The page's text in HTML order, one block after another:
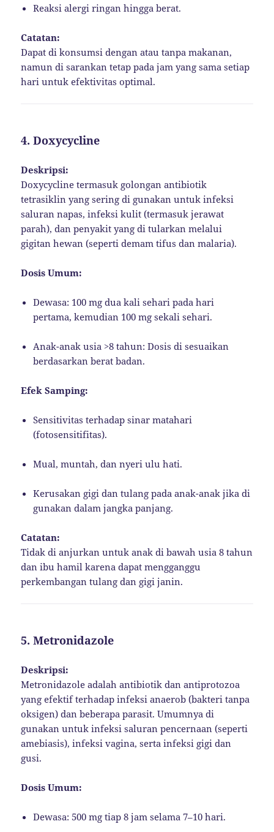
Reaksi alergi ringan hingga berat.
Catatan:
Dapat di konsumsi dengan atau tanpa makanan,
namun di sarankan tetap pada jam yang sama setiap
hari untuk efektivitas optimal.
4.Doxycycline
Deskripsi:
Doxycycline termasuk golongan antibiotik
tetrasiklin yang sering di gunakan untuk infeksi
saluran napas, infeksi kulit (termasuk jerawat
parah), dan penyakit yang di tularkan melalui
gigitan hewan (seperti demam tifus dan malaria).
Dosis Umum:
Dewasa: 100 mg dua kali sehari pada hari
pertama, kemudian 100 mg sekali sehari.
Anak-anak usia >8 tahun: Dosis di sesuaikan
berdasarkan berat badan.
Efek Samping:
Sensitivitas terhadap sinar matahari
(fotosensitifitas).
Mual, muntah, dan nyeri ulu hati.
Kerusakan gigi dan tulang pada anak-anak jika di
gunakan dalam jangka panjang.
Catatan:
Tidak di anjurkan untuk anak di bawah usia 8 tahun
dan ibu hamil karena dapat mengganggu
perkembangan tulang dan gigi janin.
5.Metronidazole
Deskripsi:
Metronidazole adalah antibiotik dan antiprotozoa
yang efektif terhadap infeksi anaerob (bakteri tanpa
oksigen) dan beberapa parasit. Umumnya di
gunakan untuk infeksi saluran pencernaan (seperti
amebiasis), infeksi vagina, serta infeksi gigi dan
gusi.
Dosis Umum:
Dewasa: 500 mg tiap 8 jam selama 7–10 hari.